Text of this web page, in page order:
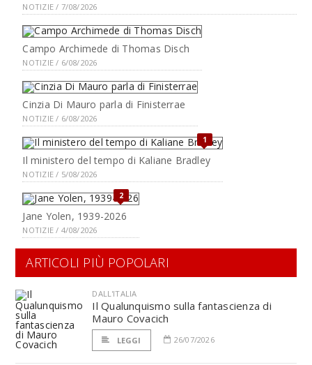
NOTIZIE / 7/08/2026
Campo Archimede di Thomas Disch
NOTIZIE / 6/08/2026
Cinzia Di Mauro parla di Finisterrae
NOTIZIE / 6/08/2026
1
Il ministero del tempo di Kaliane Bradley
NOTIZIE / 5/08/2026
2
Jane Yolen, 1939-2026
NOTIZIE / 4/08/2026
ARTICOLI PIÙ POPOLARI
DALL'ITALIA
Il Qualunquismo sulla fantascienza di
Mauro Covacich
LEGGI 26/07/2026